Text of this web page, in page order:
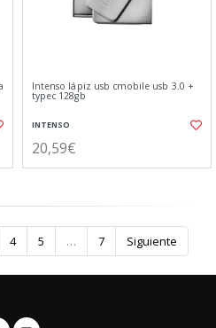
Intenso lápiz usb cmobile usb 3.0 +
typec 128gb
INTENSO
20,59€
4 5 … 7 Siguiente